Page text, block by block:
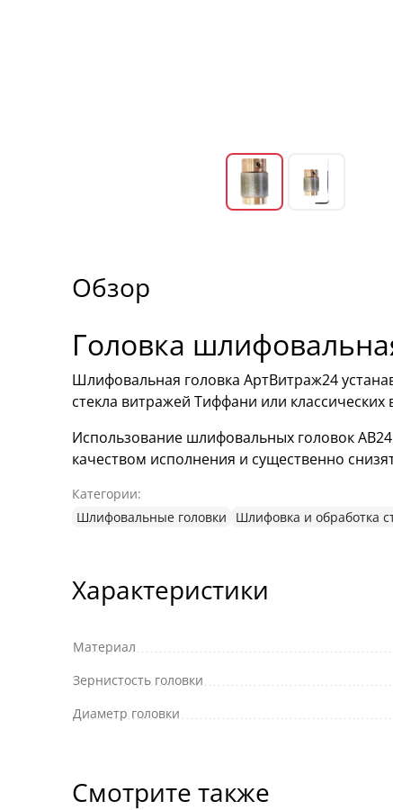
Обзор
Головка
Шлифовальная головка АртВитраж24
стекла витражей Тиффани или классических
Использование шлифовальных головок
качеством исполнения и существенно
Категории:
Шлифовальные головки
Шлифовка и обработка
Характеристики
Материал
Зернистость головки
Диаметр головки
Смотрите также